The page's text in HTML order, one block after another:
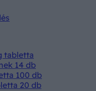
tabletta
14 db
100 db
20 db